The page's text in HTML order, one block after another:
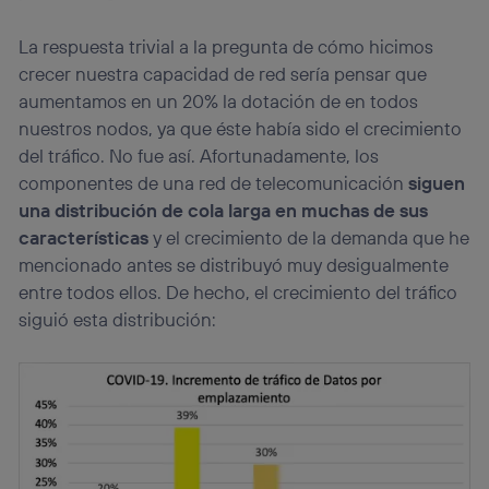
La respuesta trivial a la pregunta de cómo hicimos
crecer nuestra capacidad de red sería pensar que
aumentamos en un 20% la dotación de en todos
nuestros nodos, ya que éste había sido el crecimiento
del tráfico. No fue así. Afortunadamente, los
componentes de una red de telecomunicaciónsiguen
una distribución de cola larga en muchas de sus
característicasy el crecimiento de la demanda que he
mencionado antes se distribuyó muy desigualmente
entre todos ellos. De hecho, el crecimiento del tráfico
siguió esta distribución:
actividades de navegación de los miembros del hogar
que hayan dado su consentimiento.
Si utilizasdatos móviles, el marketing será más
personalizado, ya que se basará únicamente en la
navegación del usuario del móvil.
Puedes gestionar los consentimientos Utiq seleccionando
“Administrar Utiq” en la parte inferior de esta página web o
visitando el portal de privacidad de Utiq
(“consenthub”)
. Para más información, consulta
la política de privacidad de Utiq